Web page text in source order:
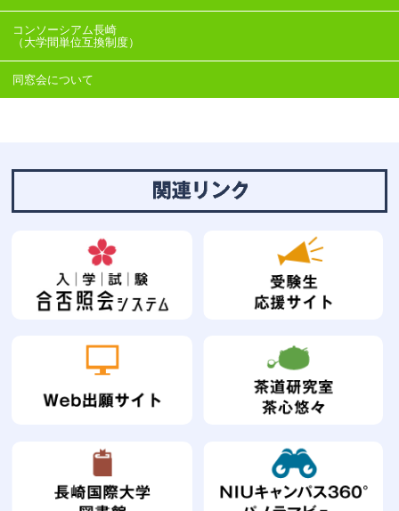
コンソーシアム長崎
（大学間単位互換制度）
同窓会について